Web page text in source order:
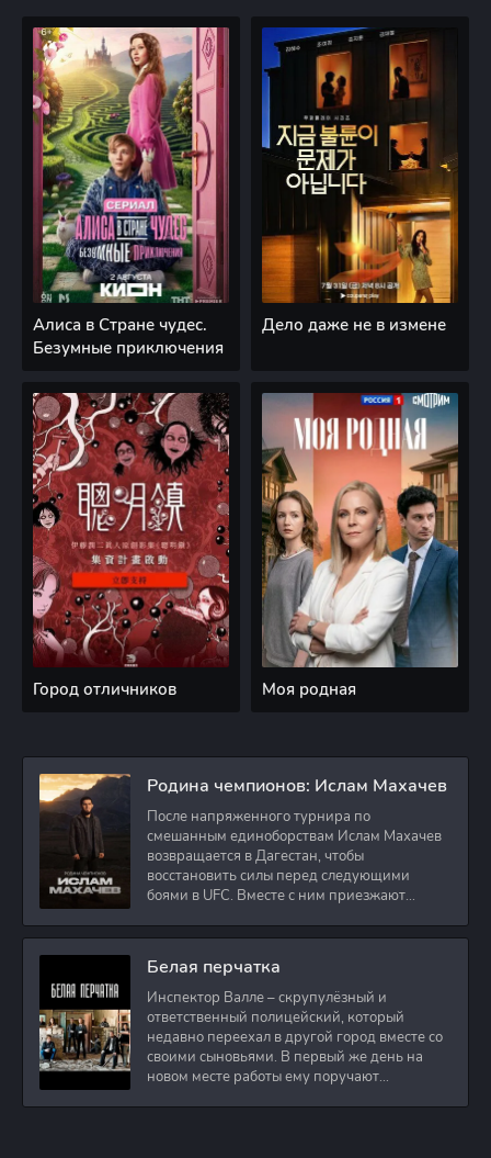
Алиса в Стране чудес.
Безумные приключения
Дело даже не в измене
Город отличников Моя родная
Родина чемпионов: Ислам Махачев
После напряженного турнира по
смешанным единоборствам Ислам Махачев
возвращается в Дагестан, чтобы
восстановить силы перед следующими
боями в UFC. Вместе с ним приезжают
Белая перчатка
Инспектор Валле – скрупулёзный и
ответственный полицейский, который
недавно переехал в другой город вместе со
своими сыновьями. В первый же день на
новом месте работы ему поручают